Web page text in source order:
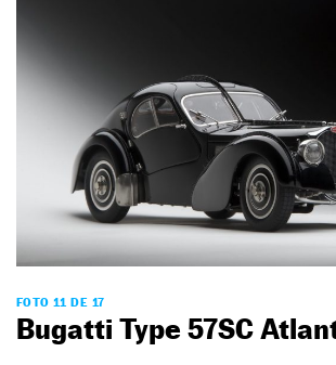
FOTO 11 DE 17
Bugatti Type 57SC